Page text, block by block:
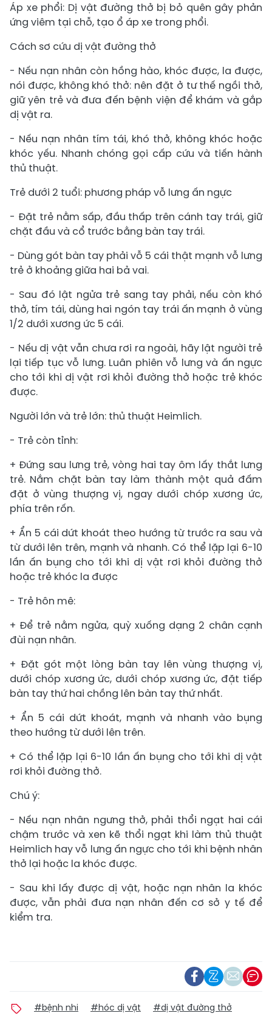
Áp xe phổi: Dị vật đường thở bị bỏ quên gây phản
ứng viêm tại chỗ, tạo ổ áp xe trong phổi.
Cách sơ cứu dị vật đường thở
- Nếu nạn nhân còn hồng hào, khóc được, la được,
nói được, không khó thở: nên đặt ở tư thế ngồi thở,
giữ yên trẻ và đưa đến bệnh viện để khám và gắp
dị vật ra.
- Nếu nạn nhân tím tái, khó thở, không khóc hoặc
khóc yếu. Nhanh chóng gọi cấp cứu và tiến hành
thủ thuật.
Trẻ dưới 2 tuổi: phương pháp vỗ lưng ấn ngực
- Đặt trẻ nằm sấp, đầu thấp trên cánh tay trái, giữ
chặt đầu và cổ trước bằng bàn tay trái.
- Dùng gót bàn tay phải vỗ 5 cái thật mạnh vỗ lưng
trẻ ở khoảng giữa hai bả vai.
- Sau đó lật ngửa trẻ sang tay phải, nếu còn khó
thở, tím tái, dùng hai ngón tay trái ấn mạnh ở vùng
1/2 dưới xương ức 5 cái.
- Nếu dị vật vẫn chưa rơi ra ngoài, hãy lật người trẻ
lại tiếp tục vỗ lưng. Luân phiên vỗ lưng và ấn ngực
cho tới khi dị vật rơi khỏi đường thở hoặc trẻ khóc
được.
Người lớn và trẻ lớn: thủ thuật Heimlich.
- Trẻ còn tỉnh:
+ Đứng sau lưng trẻ, vòng hai tay ôm lấy thắt lưng
trẻ. Nắm chặt bàn tay làm thành một quả đấm
đặt ở vùng thượng vị, ngay dưới chóp xương ức,
phía trên rốn.
+ Ẩn 5 cái dứt khoát theo hướng từ trước ra sau và
từ dưới lên trên, mạnh và nhanh. Có thể lặp lại 6-10
lần ấn bụng cho tới khi dị vật rơi khỏi đường thở
hoặc trẻ khóc la được
- Trẻ hôn mê:
+ Để trẻ nằm ngửa, quỳ xuống dạng 2 chân cạnh
đùi nạn nhân.
+ Đặt gót một lòng bàn tay lên vùng thượng vị,
dưới chóp xương ức, dưới chóp xương ức, đặt tiếp
bàn tay thứ hai chồng lên bàn tay thứ nhất.
+ Ẩn 5 cái dứt khoát, mạnh và nhanh vào bụng
theo hướng từ dưới lên trên.
+ Có thể lặp lại 6-10 lần ấn bụng cho tới khi dị vật
rơi khỏi đường thở.
Chú ý:
- Nếu nạn nhân ngưng thở, phải thổi ngạt hai cái
chậm trước và xen kẽ thổi ngạt khi làm thủ thuật
Heimlich hay vỗ lưng ấn ngực cho tới khi bệnh nhân
thở lại hoặc la khóc được.
- Sau khi lấy được dị vật, hoặc nạn nhân la khóc
được, vẫn phải đưa nạn nhân đến cơ sở y tế để
kiểm tra.
#bệnh nhi #hóc dị vật
#dị vật đường thở